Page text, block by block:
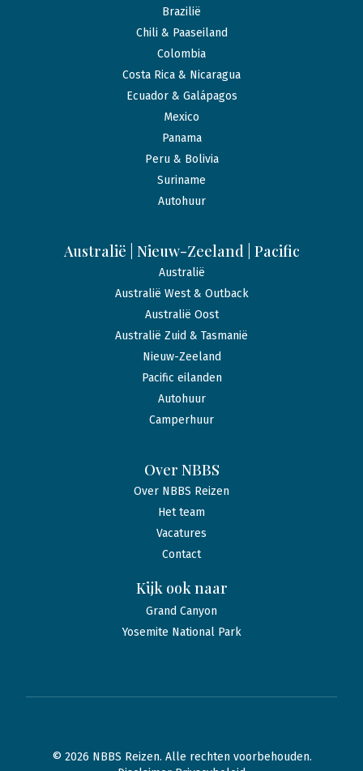
Brazilië
Chili & Paaseiland
Colombia
Costa Rica & Nicaragua
Ecuador & Galápagos
Mexico
Panama
Peru & Bolivia
Suriname
Autohuur
Australië | Nieuw-Zeeland | Pacific
Australië
Australië West & Outback
Australië Oost
Australië Zuid & Tasmanië
Nieuw-Zeeland
Pacific eilanden
Autohuur
Camperhuur
Over NBBS
Over NBBS Reizen
Het team
Vacatures
Contact
Kijk ook naar
Grand Canyon
Yosemite National Park
© 2026 NBBS Reizen. Alle rechten voorbehouden.